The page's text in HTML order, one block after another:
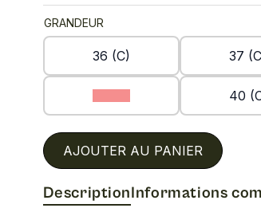
GRANDEUR
36 (C) 37
40
AJOUTER AU PANIER
DescriptionInformations